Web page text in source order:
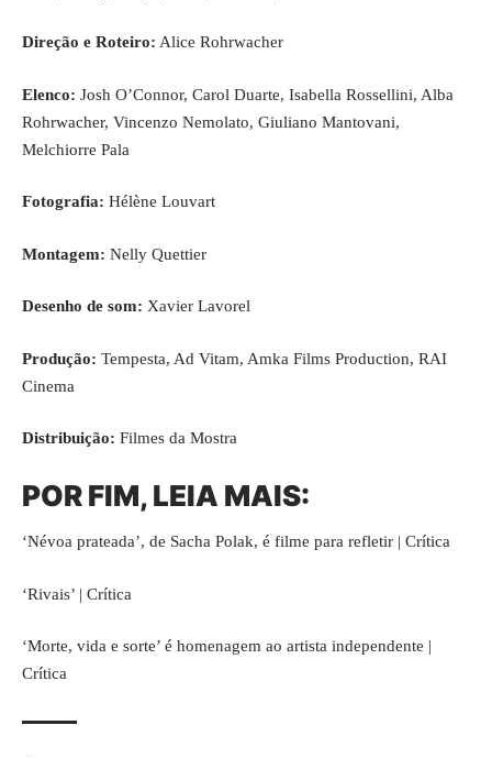
Direção e Roteiro: Alice Rohrwacher
Elenco: Josh O’Connor, Carol Duarte, Isabella Rossellini, Alba
Rohrwacher, Vincenzo Nemolato, Giuliano Mantovani,
Melchiorre Pala
Fotografia: Hélène Louvart
Montagem: Nelly Quettier
Desenho de som: Xavier Lavorel
Produção: Tempesta, Ad Vitam, Amka Films Production, RAI
Cinema
Distribuição: Filmes da Mostra
POR FIM, LEIA MAIS:
‘Névoa prateada’, de Sacha Polak, é filme para refletir | Crítica
‘Rivais’ | Crítica
‘Morte, vida e sorte’ é homenagem ao artista independente |
Crítica